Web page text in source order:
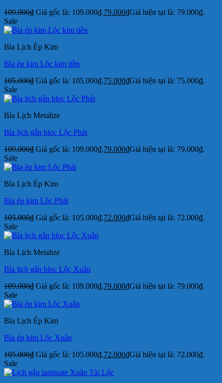
109.000₫ Giá gốc là: 109.000₫.79.000₫Giá hiện tại là: 79.000₫.
Sale
Bìa Lịch Ép Kim
Bìa ép kim Lộc kim tiền
105.000₫ Giá gốc là: 105.000₫.75.000₫Giá hiện tại là: 75.000₫.
Sale
Bìa Lịch Metalize
Bìa lịch gắn bloc Lộc Phát
109.000₫ Giá gốc là: 109.000₫.79.000₫Giá hiện tại là: 79.000₫.
Sale
Bìa Lịch Ép Kim
Bìa ép kim Lộc Phát
105.000₫ Giá gốc là: 105.000₫.72.000₫Giá hiện tại là: 72.000₫.
Sale
Bìa Lịch Metalize
Bìa lịch gắn bloc Lộc Xuân
109.000₫ Giá gốc là: 109.000₫.79.000₫Giá hiện tại là: 79.000₫.
Sale
Bìa Lịch Ép Kim
Bìa ép kim Lộc Xuân
105.000₫ Giá gốc là: 105.000₫.72.000₫Giá hiện tại là: 72.000₫.
Sale